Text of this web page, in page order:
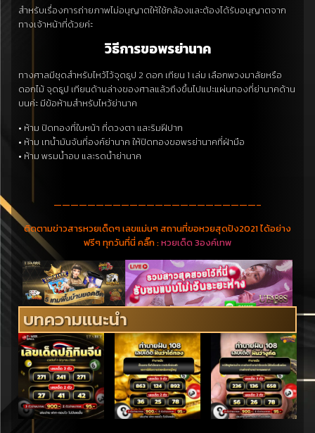
สำหรับเรื่องการถ่ายภาพไม่อนุญาตให้ใช้กล้องและต้องได้รับอนุญาตจาก
ทางเจ้าหน้าที่ด้วยค่ะ
วิธีการขอพรย่านาค
ทางศาลมีชุดสำหรับไหว้ไว้จุดธูป 2 ดอก เทียน 1 เล่ม เลือกพวงมาลัยหรือ
ดอกไม้ จุดธูป เทียนด้านล่างของศาลแล้วถึงขึ้นไปแปะแผ่นทองที่ย่านาคด้าน
บนค่ะ มีข้อห้ามสำหรับไหว้ย่านาค
• ห้าม ปิดทองที่ใบหน้า ที่ดวงตา และริมฝีปาก
• ห้าม เทน้ำมันจันที่องค์ย่านาค ให้ปิดทองขอพรย่านาคที่ฝ่ามือ
• ห้าม พรมน้ำอบ และรดน้ำย่านาค
————————————————————————–
ติดตามข่าวสารหวยเด็ดๆ เลขแม่นๆ สถานที่ขอหวยสุดปัง2021 ได้อย่าง
ฟรีๆ ทุกวันที่นี่ คลิ๊ก :หวยเด็ด 3องค์เทพ
บทความแนะนำ